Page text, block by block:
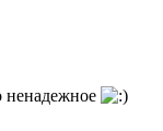
ненадежное